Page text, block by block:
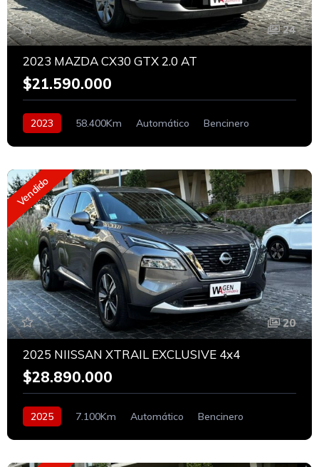
24
2023 MAZDA CX30 GTX 2.0 AT
$21.590.000
2023 58.400Km Automático Bencinero
Vendido
20
2025 NIISSAN XTRAIL EXCLUSIVE 4x4
$28.890.000
2025 7.100Km Automático Bencinero